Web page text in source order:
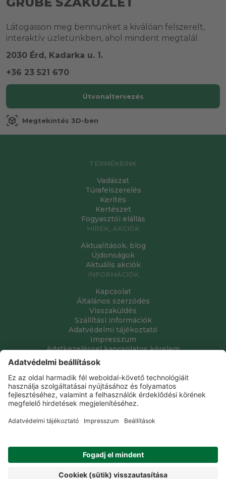
Látogasson meg bennünket a kiválóan felszerelt,
interaktív üzletünkben, ahol mindent megtalál.
2030 Érd, Kadarka u. 1.
+36 23 521 670
Útvonaltervezés
view_in_ar Megtekintés 3D-ben
TERMÉKEINK
Vadászat
Túrafelszerelés
Kerítés
Kertészet
Fogyasztói elállás
HÍREK, AKCIÓK
Aktualitások, blog
Újdonságok
Aktuális akciók
INFORMÁCIÓK
Kapcsolat
Általános szerződés
Visszaküldés
Szállítási információk
Adatvédelmi tájékoztató
Impresszum
Adatkezeléssel kapcsolatos kérelem
Grube Kft. © 2009 - 2026. Minden jog fenntartva. All rights
reserved.